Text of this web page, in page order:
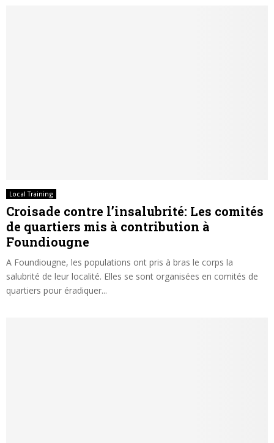
Local Training
Croisade contre l’insalubrité: Les comités
de quartiers mis à contribution à
Foundiougne
A Foundiougne, les populations ont pris à bras le corps la
salubrité de leur localité. Elles se sont organisées en comités de
quartiers pour éradiquer...